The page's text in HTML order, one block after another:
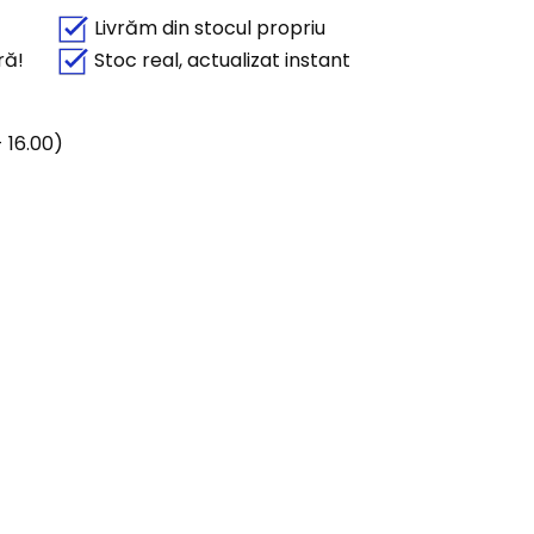
Livrăm din stocul propriu
Stoc real, actualizat instant